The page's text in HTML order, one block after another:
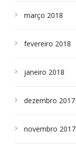
março 2018
fevereiro 2018
janeiro 2018
dezembro 2017
novembro 2017